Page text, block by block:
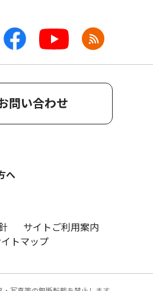
問い合わせ
へ
サイトご利用案内
トマップ